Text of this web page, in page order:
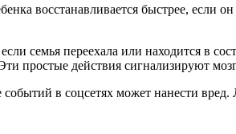
восстанавливается быстрее,
семья переехала или находится в
действия сигнализируют
в соцсетях может нанести